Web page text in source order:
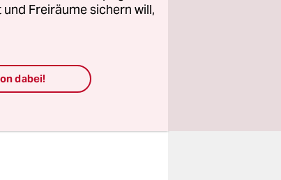
Freiräume sichern will,
dabei!